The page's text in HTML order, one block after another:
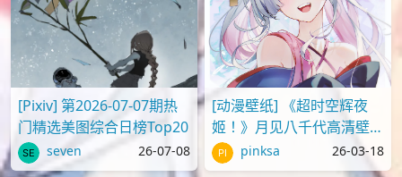
[Pixiv] 第2026-07-07期热
门精选美图综合日榜Top20
seven 26-07-08
[动漫壁纸] 《超时空辉夜
姬！》月见八千代高清壁纸
图片 pinksa 26-03-18